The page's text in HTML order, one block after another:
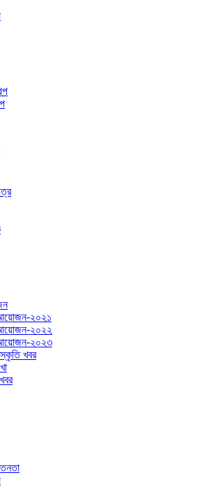
২০২১
২০২২
২০২৩
খবর